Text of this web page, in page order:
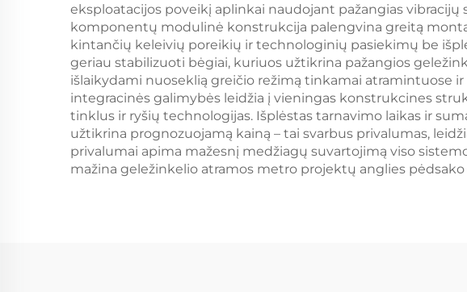
eksploatacijos poveikį aplinkai naudojant pažangias
komponentų modulinė konstrukcija palengvina greitą
kintančių keleivių poreikių ir technologinių pasiekimų be
geriau stabilizuoti bėgiai, kuriuos užtikrina pažangios
išlaikydami nuoseklią greičio režimą tinkamai atramintuose
integracinės galimybės leidžia į vieningas konstrukcines
tinklus ir ryšių technologijas. Išplėstas tarnavimo laikas ir
užtikrina prognozuojamą kainą – tai svarbus privalumas,
privalumai apima mažesnį medžiagų suvartojimą viso
mažina geležinkelio atramos metro projektų anglies pėdsako